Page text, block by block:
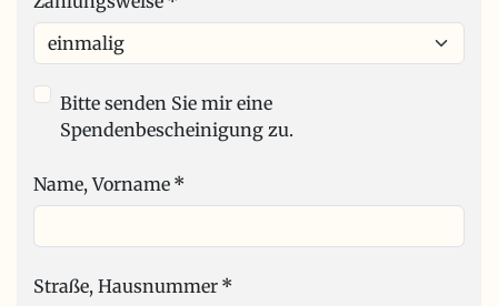
Bitte senden Sie mir eine
Spendenbescheinigung zu.
Name, Vorname *
Straße, Hausnummer *